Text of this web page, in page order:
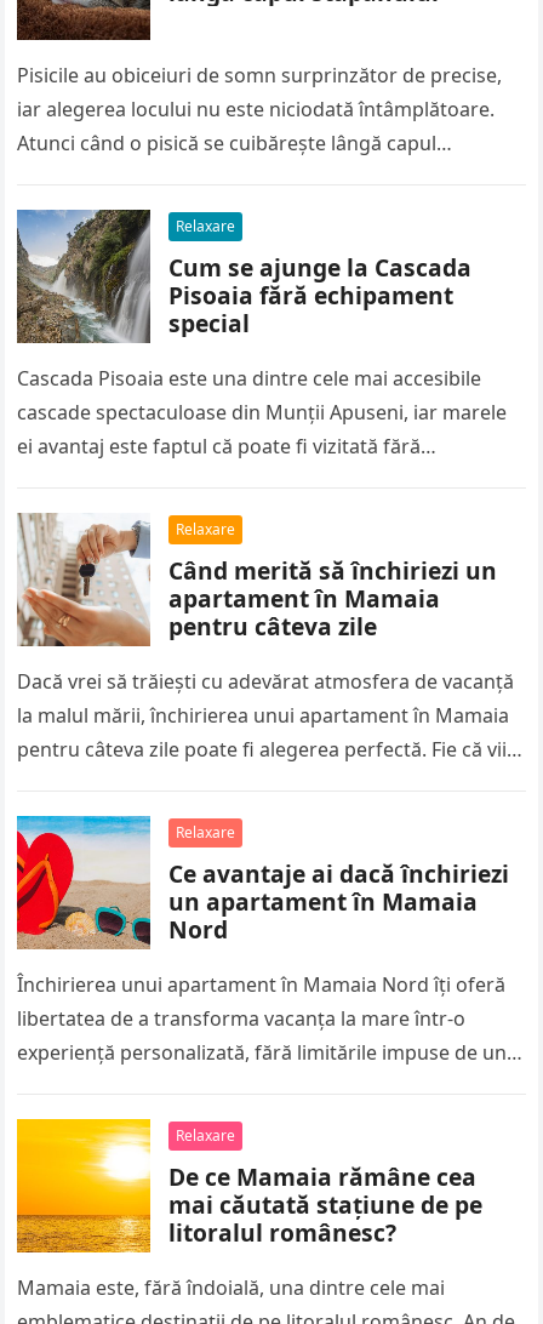
Pisicile au obiceiuri de somn surprinzător de precise,
iar alegerea locului nu este niciodată întâmplătoare.
Atunci când o pisică se cuibărește lângă capul
Relaxare
Cum se ajunge la Cascada
Pisoaia fără echipament
special
Cascada Pisoaia este una dintre cele mai accesibile
cascade spectaculoase din Munții Apuseni, iar marele
ei avantaj este faptul că poate fi vizitată fără
Relaxare
Când merită să închiriezi un
apartament în Mamaia
pentru câteva zile
Dacă vrei să trăiești cu adevărat atmosfera de vacanță
la malul mării, închirierea unui apartament în Mamaia
pentru câteva zile poate fi alegerea perfectă. Fie că vii…
Relaxare
Ce avantaje ai dacă închiriezi
un apartament în Mamaia
Nord
Închirierea unui apartament în Mamaia Nord îți oferă
libertatea de a transforma vacanța la mare într-o
experiență personalizată, fără limitările impuse de un
Relaxare
De ce Mamaia rămâne cea
mai căutată stațiune de pe
litoralul românesc?
Mamaia este, fără îndoială, una dintre cele mai